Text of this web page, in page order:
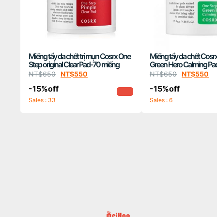
Miếng tẩy da chết trị mụn Cosrx One
Step original Clear Pad-70 miếng
NT$650 NT$550
-15%off
Sales : 33
Miếng tẩy da chết
Green Hero Calming
NT$650 NT$550
-15%off
Sales : 6